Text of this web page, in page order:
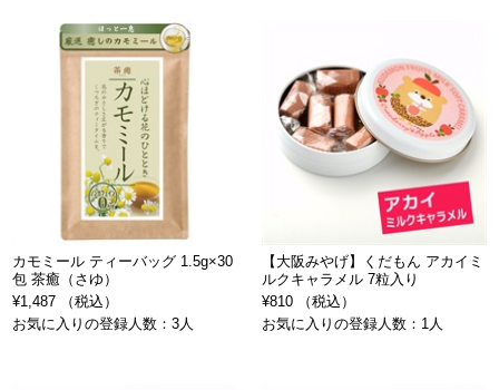
カモミール ティーバッグ 1.5g×30
包 茶癒（さゆ）
¥1,487 （税込）
お気に入りの登録人数：3人
【大阪みやげ】くだもん アカイミ
ルクキャラメル 7粒入り
¥810 （税込）
お気に入りの登録人数：1人